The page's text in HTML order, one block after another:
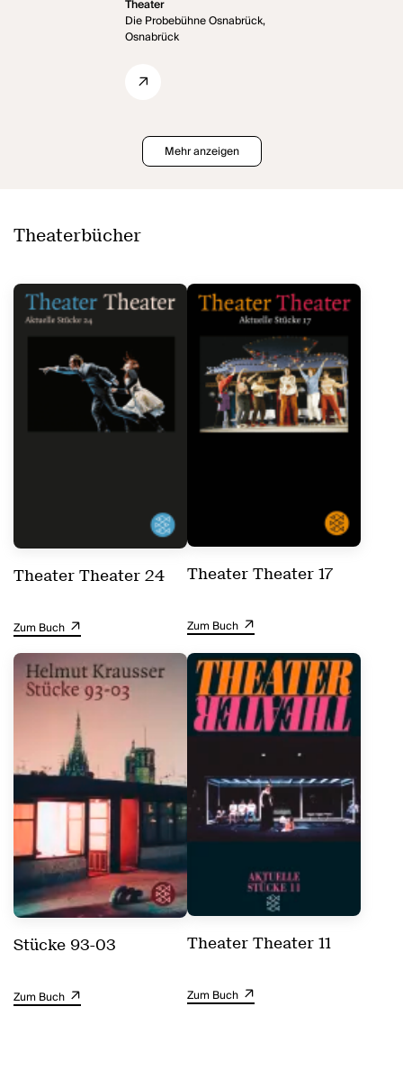
Theater
Die Probebühne Osnabrück,
Osnabrück
Mehr anzeigen
Theaterbücher
Theater Theater 24
Zum Buch
Theater Theater 17
Zum Buch
Stücke 93-03
Zum Buch
Theater Theater 11
Zum Buch